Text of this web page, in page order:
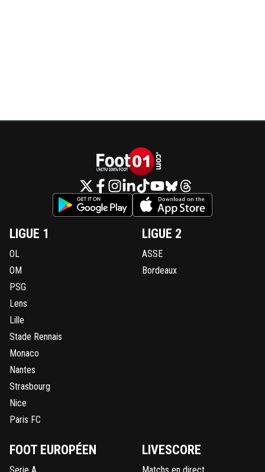
LIGUE 1
OL
OM
PSG
Lens
Lille
Stade Rennais
Monaco
Nantes
Strasbourg
Nice
Paris FC
LIGUE 2
ASSE
Bordeaux
FOOT EUROPÉEN LIVESCORE